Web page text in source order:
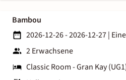
Bambou
2026-12-26 - 2026-12-27|
2 Erwachsene
Classic Room - Gran Kay